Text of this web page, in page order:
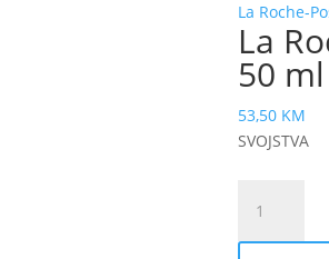
La Roche-
La
50 ml
53,50 KM
SVOJSTVA
Roche-
Posay